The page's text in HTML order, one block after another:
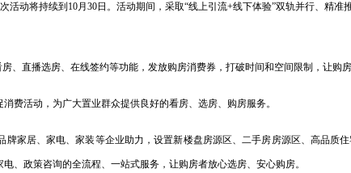
活动将持续到10月30日。活动期间，采取“线上引流+线下体验”双轨并行、精
、直播选房、在线签约等功能，发放购房消费券，打破时间和空间限制，让购
费活动，为广大置业群众提供良好的看房、选房、购房服务。
家居、家电、家装等企业助力，设置新楼盘房源区、二手房房源区、高品质
、政策咨询的全流程、一站式服务，让购房者放心选房、安心购房。